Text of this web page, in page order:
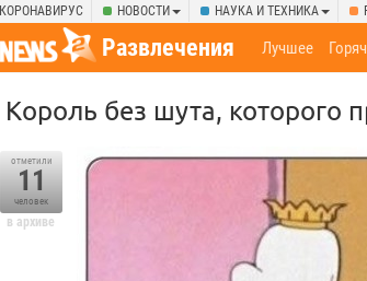
КОРОНАВИРУС НОВОСТИ НАУКА И ТЕХНИКА
Развлечения Лучшее
Король без шута, которого
отметили
11
человек
в архиве